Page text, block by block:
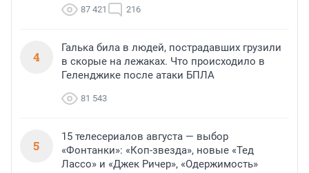
87 421 216
4
Галька била в людей, пострадавших грузили
в скорые на лежаках. Что происходило в
Геленджике после атаки БПЛА
81 543
5
15 телесериалов августа — выбор
«Фонтанки»: «Коп-звезда», новые «Тед
Лассо» и «Джек Ричер», «Одержимость»